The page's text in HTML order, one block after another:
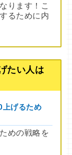
ります！こ
るために内
たい人は
上げるため
めの戦略を